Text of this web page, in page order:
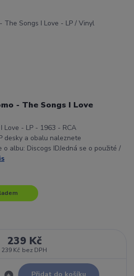
- The Songs I Love
Love - LP - 1963 - RCA
desky a obalu naleznete
o albu: Discogs IDJedná se o použité /
239 Kč
239 Kč bez DPH